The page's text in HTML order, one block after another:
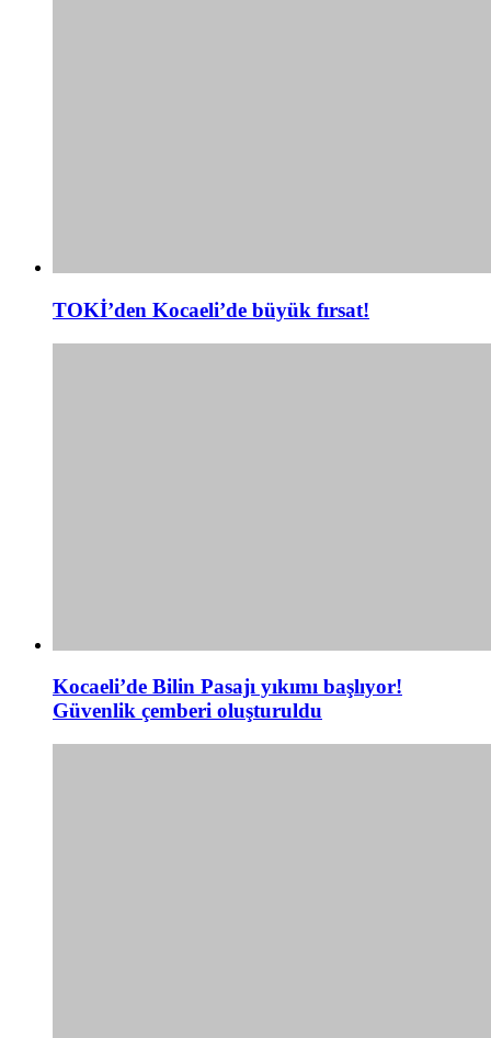
TOKİ’den Kocaeli’de büyük fırsat!
Kocaeli’de Bilin Pasajı yıkımı başlıyor!
Güvenlik çemberi oluşturuldu